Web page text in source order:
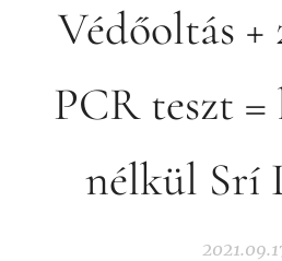
Védőoltás +
PCR teszt
nélkül Srí